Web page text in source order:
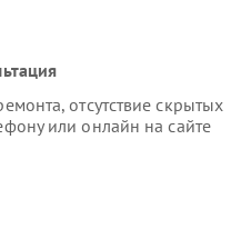
отсутствие скрытых
или онлайн на сайте